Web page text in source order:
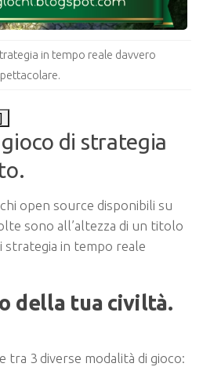
in tempo reale davvero
]
gioco di strategia
open source disponibili su
sono all’altezza di un titolo
strategia in tempo reale
della tua civiltà.
tra 3 diverse modalità di gioco: